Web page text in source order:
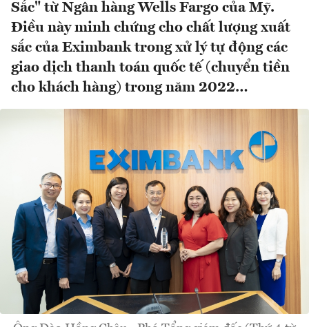
Sắc" từ Ngân hàng Wells Fargo của Mỹ.
Điều này minh chứng cho chất lượng xuất
sắc của Eximbank trong xử lý tự động các
giao dịch thanh toán quốc tế (chuyển tiền
cho khách hàng) trong năm 2022…